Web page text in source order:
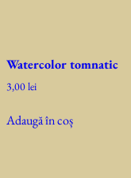
Watercolor tomnatic
3,00lei
Adaugă în coș